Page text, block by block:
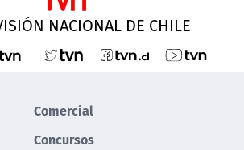
NACIONAL DE CHILE
Comercial
Concursos